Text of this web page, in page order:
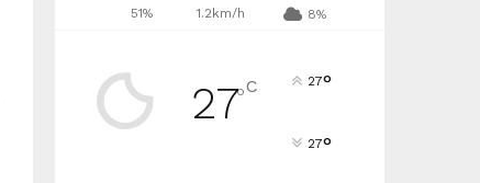
51% 1.2km/h 8%
27°C 27°
27°